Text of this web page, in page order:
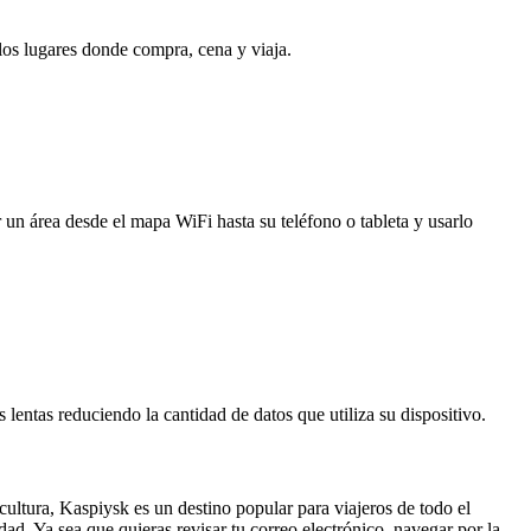
lugares donde compra, cena y viaja.
área desde el mapa WiFi hasta su teléfono o tableta y usarlo
reduciendo la cantidad de datos que utiliza su dispositivo.
Kaspiysk es un destino popular para viajeros de todo el